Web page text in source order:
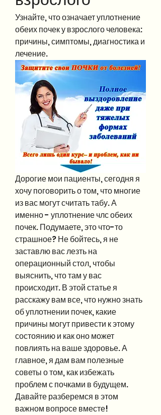
Узнайте, что означает уплотнение
обеих почек у взрослого человека:
причины, симптомы, диагностика и
лечение.
Дорогие мои пациенты, сегодня я
хочу поговорить о том, что многие
из вас могут считать табу. А
именно - уплотнение члс обеих
почек. Подумаете, это что-то
страшное? Не бойтесь, я не
заставлю вас лезть на
операционный стол, чтобы
выяснить, что там у вас
происходит. В этой статье я
расскажу вам все, что нужно знать
об уплотнении почек, какие
причины могут привести к этому
состоянию и как оно может
повлиять на ваше здоровье. А
главное, я дам вам полезные
советы о том, как избежать
проблем с почками в будущем.
Давайте разберемся в этом
важном вопросе вместе!